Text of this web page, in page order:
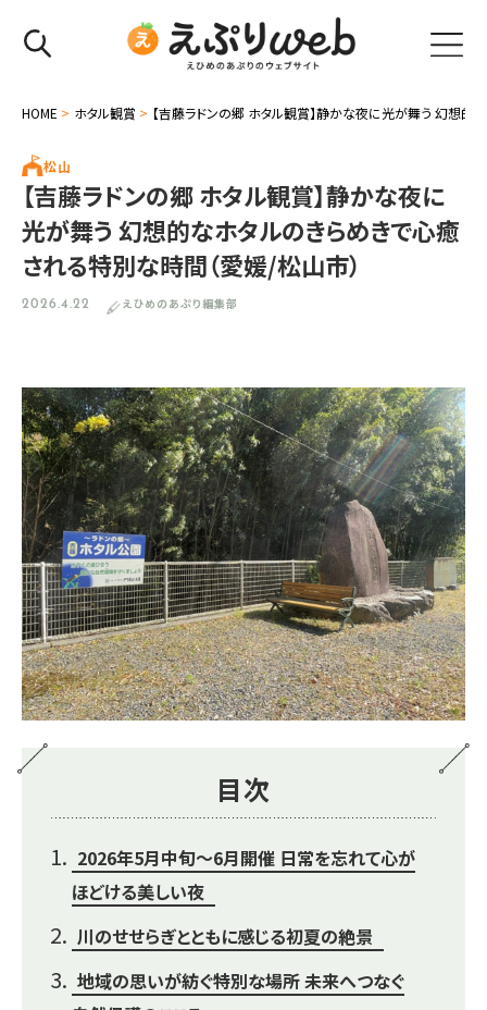
HOME > ホタル観賞 > 【吉藤ラドンの郷 ホタル観賞】静かな夜に光が舞う 幻想的
松山
【吉藤ラドンの郷 ホタル観賞】静かな夜に
光が舞う 幻想的なホタルのきらめきで心癒
される特別な時間（愛媛/松山市）
2026.4.22 えひめのあぷり編集部
目次
2026年5月中旬～6月開催 日常を忘れて心が
ほどける美しい夜
川のせせらぎとともに感じる初夏の絶景
地域の思いが紡ぐ特別な場所 未来へつなぐ